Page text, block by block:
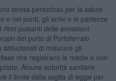
stress pericoloso per la salute
o nei ponti, gli arrivi e le partenze
pulsanti delle emissioni
del porto di Portoferraio
di misurare gli
che registrano le medie e non
Alcune autorità sanitarie
il limite della soglia di legge per